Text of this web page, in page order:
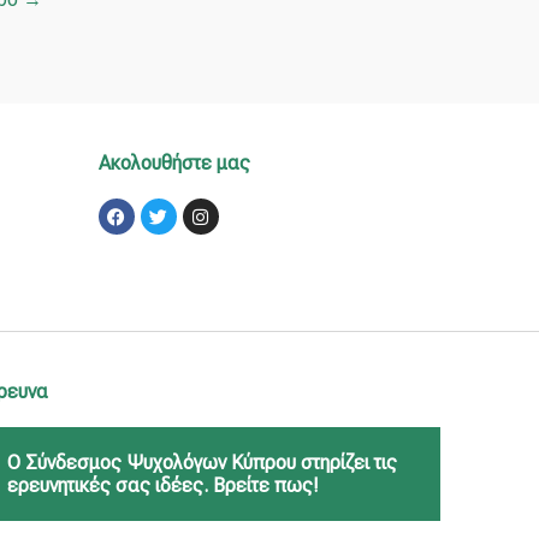
Ακολουθήστε μας
Facebook
TwitterInstagram
Ο Σύνδεσμος Ψυχολόγων Κύπρου στηρίζει τις
ερευνητικές σας ιδέες. Βρείτε πως!